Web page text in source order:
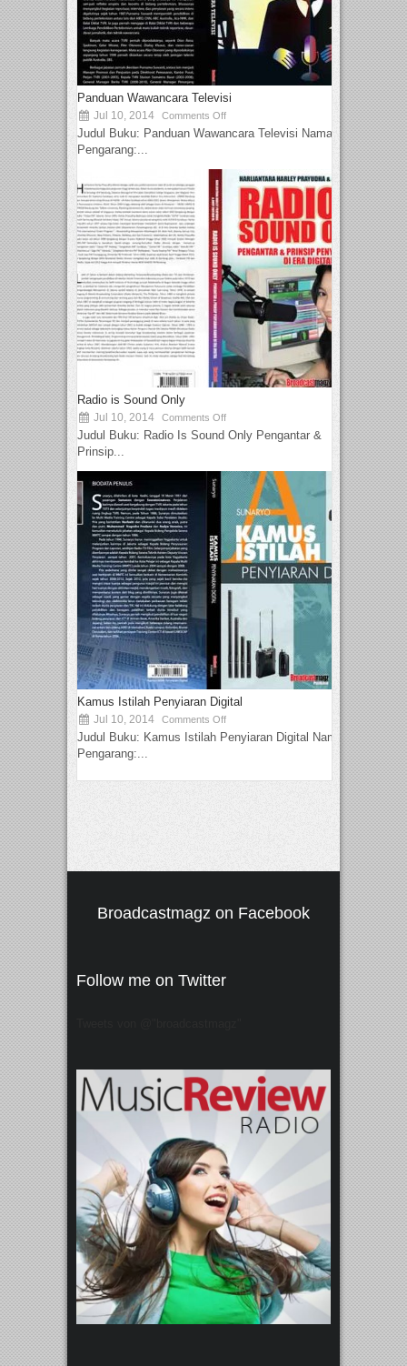
Panduan Wawancara Televisi
Jul 10, 2014 Comments Off
Judul Buku: Panduan Wawancara Televisi Nama
Pengarang:...
Radio is Sound Only
Jul 10, 2014 Comments Off
Judul Buku: Radio Is Sound Only Pengantar &
Prinsip...
Kamus Istilah Penyiaran Digital
Jul 10, 2014 Comments Off
Judul Buku: Kamus Istilah Penyiaran Digital Nama
Pengarang:...
Broadcastmagz on Facebook
Follow me on Twitter